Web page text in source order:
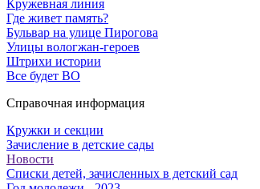
Кружевная линия
Где живет память?
Бульвар на улице Пирогова
Улицы вологжан-героев
Штрихи истории
Все будет ВО
Справочная информация
Кружки и секции
Зачисление в детские сады
Новости
Списки детей, зачисленных в детский сад